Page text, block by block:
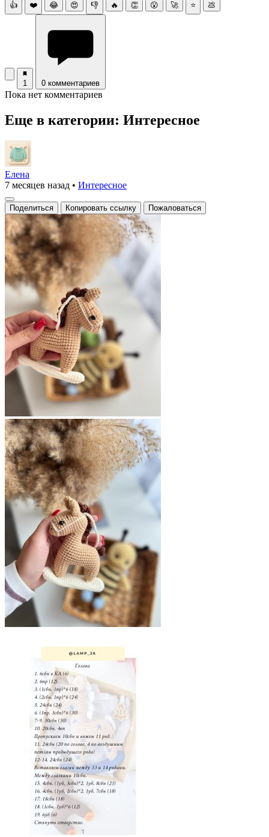
👍 ❤️ 😂 😍 👎 🔥 👏 😮 🚀 ⭐ 💩
1 0 комментариев
Пока нет комментариев
Еще в категории: Интересное
Елена
7 месяцев назад • Интересное
Поделиться Копировать ссылку Пожаловаться